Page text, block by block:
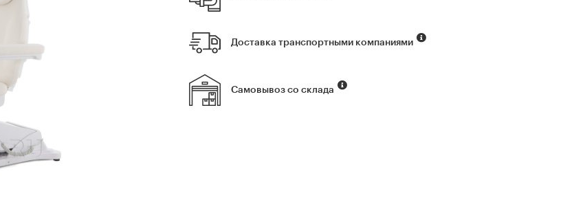
Доставка транспортными компаниями
Самовывоз со склада